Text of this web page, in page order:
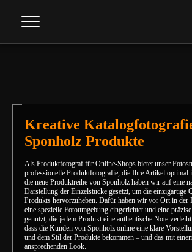
Kreative
Sponholz Produkte
Als Produktfotograf für Online-Shops bietet unser
professionelle Produktfotografie, die Ihre Artikel optimal
die neue Produktreihe von Sponholz haben wir auf eine
Darstellung der Einzelstücke gesetzt, um die einzigartige
Produkts hervorzuheben. Dafür haben wir vor Ort in der
eine spezielle Fotoumgebung eingerichtet und eine
genutzt, die jedem Produkt eine authentische Note
dass die Kunden von Sponholz online eine klare
und dem Stil der Produkte bekommen – und das mit
ansprechenden Look.